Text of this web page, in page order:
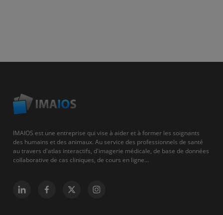
IMAIOS est une entreprise qui vise à aider et à former les soignants
des humains et des animaux. Au service des professionnels de santé
au travers d'atlas interactifs, d'imagerie médicale, de base de données
collaborative de cas cliniques, de cours en ligne...